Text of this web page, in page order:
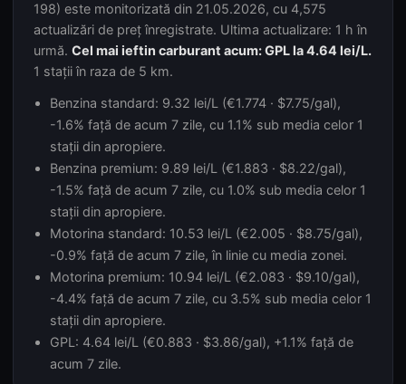
198) este monitorizată din 21.05.2026, cu 4,575
actualizări de preț înregistrate. Ultima actualizare: 1 h în
urmă. Cel mai ieftin carburant acum: GPL la 4.64 lei/L.
1 stații în raza de 5 km.
Benzina standard: 9.32 lei/L (€1.774 · $7.75/gal),
-1.6% față de acum 7 zile, cu 1.1% sub media celor 1
stații din apropiere.
Benzina premium: 9.89 lei/L (€1.883 · $8.22/gal),
-1.5% față de acum 7 zile, cu 1.0% sub media celor 1
stații din apropiere.
Motorina standard: 10.53 lei/L (€2.005 · $8.75/gal),
-0.9% față de acum 7 zile, în linie cu media zonei.
Motorina premium: 10.94 lei/L (€2.083 · $9.10/gal),
-4.4% față de acum 7 zile, cu 3.5% sub media celor 1
stații din apropiere.
GPL: 4.64 lei/L (€0.883 · $3.86/gal), +1.1% față de
acum 7 zile.